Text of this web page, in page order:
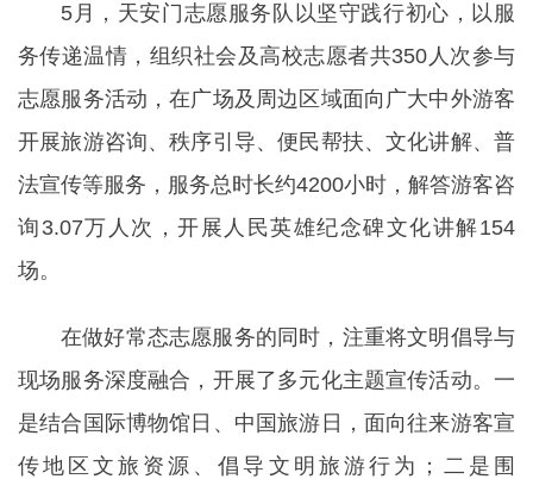
5月，天安门志愿服务队以坚守践行初心，以服
务传递温情，组织社会及高校志愿者共350人次参与
志愿服务活动，在广场及周边区域面向广大中外游客
开展旅游咨询、秩序引导、便民帮扶、文化讲解、普
法宣传等服务，服务总时长约4200小时，解答游客咨
询3.07万人次，开展人民英雄纪念碑文化讲解154
场。
在做好常态志愿服务的同时，注重将文明倡导与
现场服务深度融合，开展了多元化主题宣传活动。一
是结合国际博物馆日、中国旅游日，面向往来游客宣
传地区文旅资源、倡导文明旅游行为；二是围